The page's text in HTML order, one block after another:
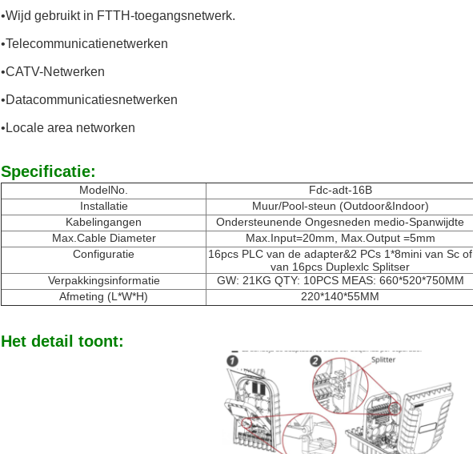
•Wijd gebruikt in FTTH-toegangsnetwerk.
•Telecommunicatienetwerken
•CATV-Netwerken
•Datacommunicatiesnetwerken
•Locale area networken
Specificatie:
ModelNo.
Fdc-adt-16B
Installatie
Muur/Pool-steun (Outdoor&Indoor)
Kabelingangen
Ondersteunende Ongesneden medio-Spanwijdte
Max.Cable Diameter
Max.Input=20mm, Max.Output =5mm
Configuratie
16pcs PLC van de adapter&2 PCs 1*8mini van Sc of
van 16pcs Duplexlc Splitser
Verpakkingsinformatie
GW: 21KG QTY: 10PCS MEAS: 660*520*750MM
Afmeting (L*W*H)
220*140*55MM
Het detail toont: